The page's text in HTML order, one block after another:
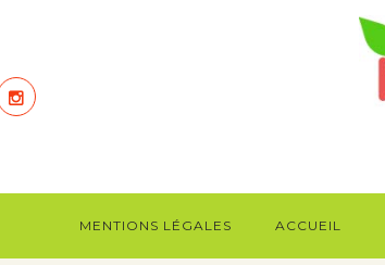
MENTIONS LÉGALES ACCUEIL